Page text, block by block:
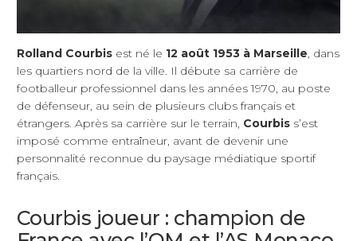
Rolland Courbis est né le 12 août 1953 à Marseille, dans
les quartiers nord de la ville. Il débute sa carrière de
footballeur professionnel dans les années 1970, au poste
de défenseur, au sein de plusieurs clubs français et
étrangers. Après sa carrière sur le terrain, Courbis s’est
imposé comme entraîneur, avant de devenir une
personnalité reconnue du paysage médiatique sportif
français.
Courbis joueur : champion de